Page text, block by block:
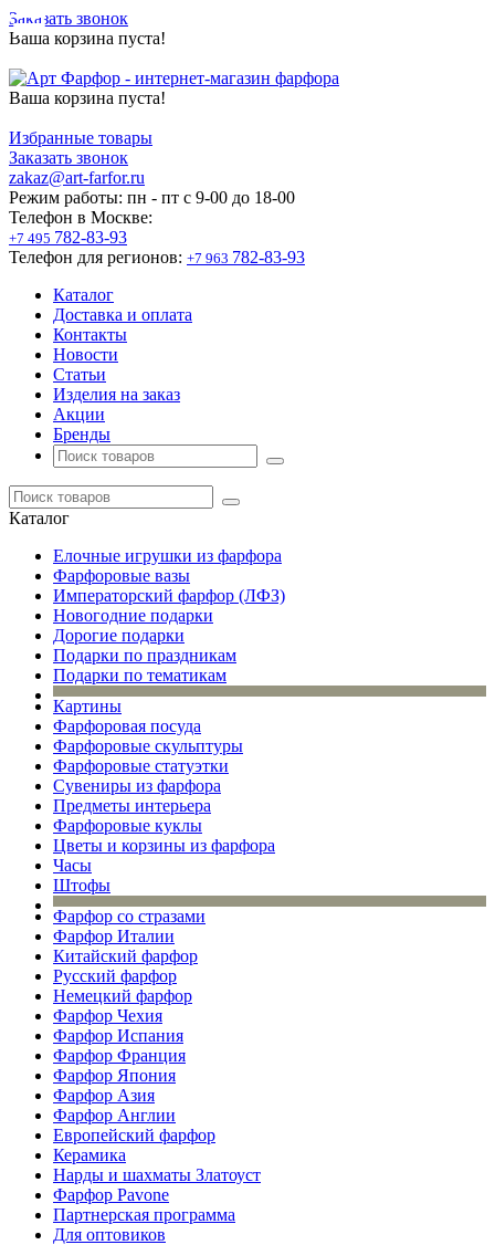
Заказать звонок
Ваша корзина пуста!
Ваша корзина пуста!
Избранные товары
Заказать звонок
zakaz@art-farfor.ru
Режим работы: пн - пт c 9-00 до 18-00
Телефон в Москве:
+7 495 782-83-93
Телефон для регионов: +7 963 782-83-93
Каталог
Доставка и оплата
Контакты
Новости
Статьи
Изделия на заказ
Акции
Бренды
Каталог
Елочные игрушки из фарфора
Фарфоровые вазы
Императорский фарфор (ЛФЗ)
Новогодние подарки
Дорогие подарки
Подарки по праздникам
Подарки по тематикам
Картины
Фарфоровая посуда
Фарфоровые скульптуры
Фарфоровые статуэтки
Сувениры из фарфора
Предметы интерьера
Фарфоровые куклы
Цветы и корзины из фарфора
Часы
Штофы
Фарфор со стразами
Фарфор Италии
Китайский фарфор
Русский фарфор
Немецкий фарфор
Фарфор Чехия
Фарфор Испания
Фарфор Франция
Фарфор Япония
Фарфор Азия
Фарфор Англии
Европейский фарфор
Керамика
Нарды и шахматы Златоуст
Фарфор Pavone
Партнерская программа
Для оптовиков